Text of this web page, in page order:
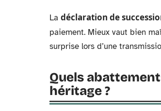
La déclaration de
paiement. Mieux vaut bien
surprise lors d’une
Quels
héritage ?